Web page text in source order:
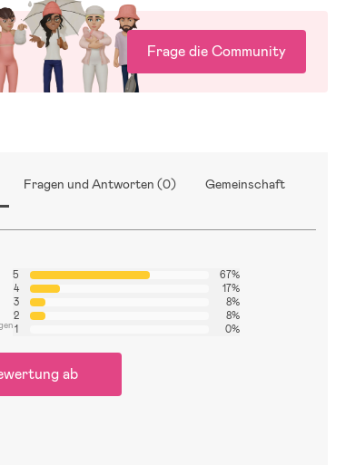
Frage die Community
Fragen und Antworten (0) Gemeinschaft
5
67%
4
17%
3
8%
2
8%
1
0%
ab